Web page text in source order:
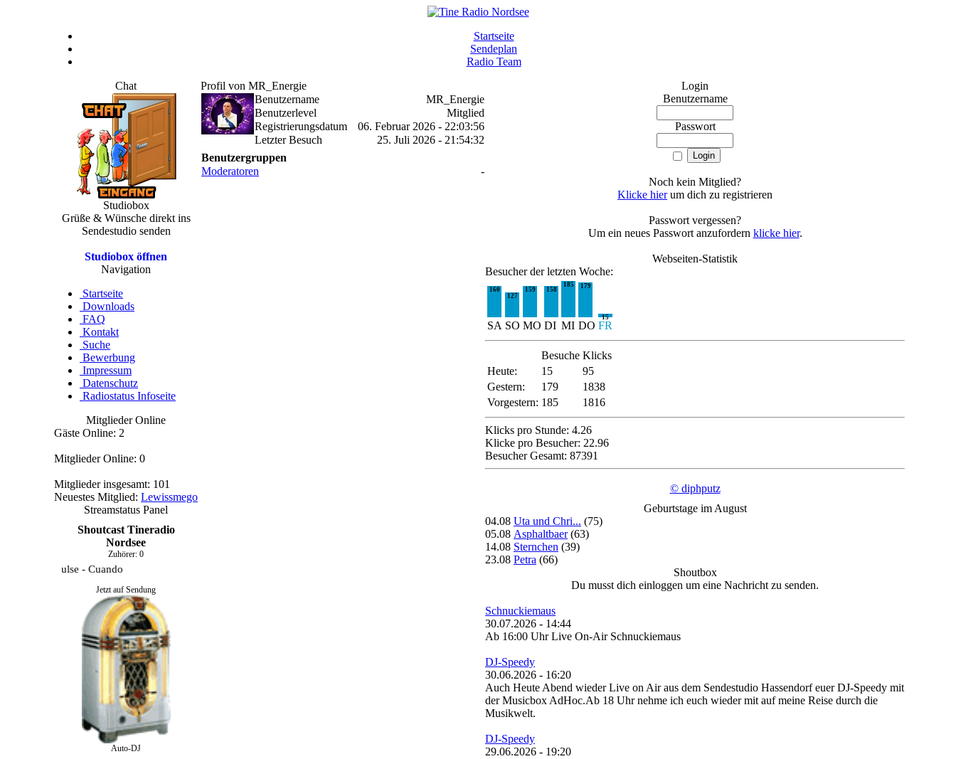
Startseite
Sendeplan
Radio Team
Chat
Studiobox
Grüße & Wünsche direkt ins
Sendestudio senden
Studiobox öffnen
Navigation
Startseite
Downloads
FAQ
Kontakt
Suche
Bewerbung
Impressum
Datenschutz
Radiostatus Infoseite
Mitglieder Online
Gäste Online: 2
Mitglieder Online: 0
Mitglieder insgesamt: 101
Neuestes Mitglied: Lewissmego
Streamstatus Panel
Shoutcast Tineradio
Nordsee
Zuhörer: 0
Tom Pulse - Cuando
Jetzt auf Sendung
Auto-DJ
Profil von MR_Energie
Benutzername
MR_Energie
Benutzerlevel
Mitglied
Registrierungsdatum
06. Februar 2026 - 22:03:56
Letzter Besuch
25. Juli 2026 - 21:54:32
Benutzergruppen
Moderatoren
-
Login
Benutzername
Passwort
Noch kein Mitglied?
Klicke hierum dich zu registrieren
Passwort vergessen?
Um ein neues Passwort anzufordern klicke hier.
Webseiten-Statistik
Besucher der letzten Woche:
160
127
159 158
185 179
15
SA SO MO DI MI DO FR
Besuche Klicks
Heute:
15
95
Gestern:
179
1838
Vorgestern: 185 1816
Klicks pro Stunde: 4.26
Klicke pro Besucher: 22.96
Besucher Gesamt: 87391
© diphputz
Geburtstage im August
04.08 Uta und Chri... (75)
05.08 Asphaltbaer(63)
14.08 Sternchen (39)
23.08 Petra (66)
Shoutbox
Du musst dich einloggen um eine Nachricht zu senden.
Schnuckiemaus
30.07.2026 - 14:44
Ab 16:00 Uhr Live On-Air Schnuckiemaus
DJ-Speedy
30.06.2026 - 16:20
Auch Heute Abend wieder Live on Air aus dem Sendestudio Hassendorf euer DJ-Speedy mit
der Musicbox AdHoc.Ab 18 Uhr nehme ich euch wieder mit auf meine Reise durch die
Musikwelt.
DJ-Speedy
29.06.2026 - 19:20